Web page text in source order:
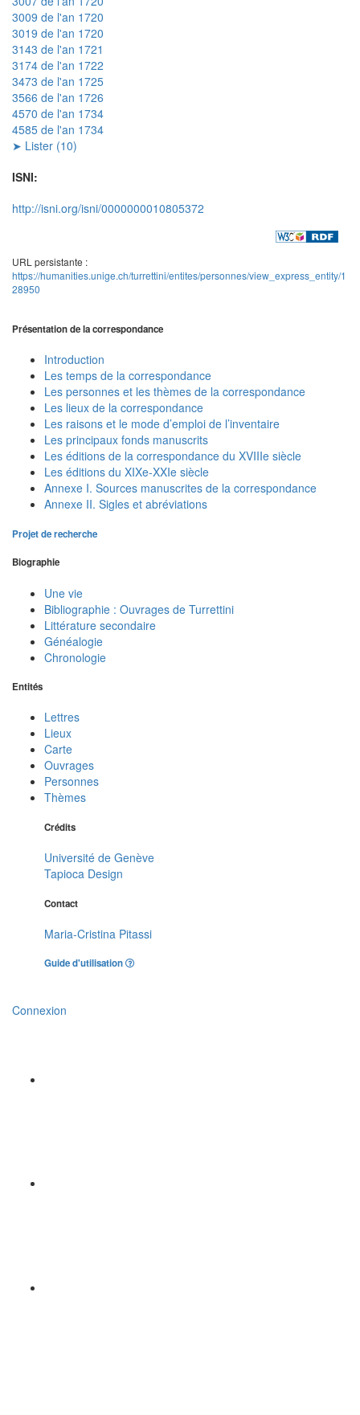
3009 de l'an 1720
3019 de l'an 1720
3143 de l'an 1721
3174 de l'an 1722
3473 de l'an 1725
3566 de l'an 1726
4570 de l'an 1734
4585 de l'an 1734
➤ Lister (10)
ISNI:
http://isni.org/isni/0000000010805372
URL persistante :
https://humanities.unige.ch/turrettini/entites/personnes/view_express_entity/1
28950
Présentation de la correspondance
Introduction
Les temps de la correspondance
Les personnes et les thèmes de la correspondance
Les lieux de la correspondance
Les raisons et le mode d’emploi de l’inventaire
Les principaux fonds manuscrits
Les éditions de la correspondance du XVIIIe siècle
Les éditions du XIXe-XXIe siècle
Annexe I. Sources manuscrites de la correspondance
Annexe II. Sigles et abréviations
Projet de recherche
Biographie
Une vie
Bibliographie : Ouvrages de Turrettini
Littérature secondaire
Généalogie
Chronologie
Entités
Lettres
Lieux
Carte
Ouvrages
Personnes
Thèmes
Crédits
Université de Genève
Tapioca Design
Contact
Maria-Cristina Pitassi
Guide d'utilisation
Connexion